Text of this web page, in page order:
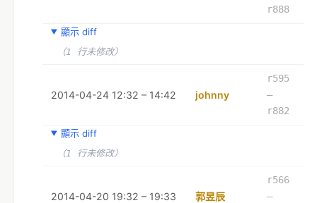
r888
顯示 diff
（1 行未修改）
2014-04-24 12:32 – 14:42 johnny
r595
–
r882
顯示 diff
（1 行未修改）
2014-04-20 19:32 – 19:33 郭昱辰
r566
–